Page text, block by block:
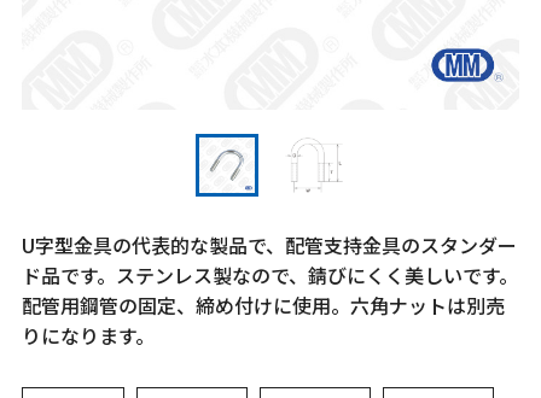
U字型金具の代表的な製品で、配管支持金具のスタンダー
ド品です。ステンレス製なので、錆びにくく美しいです。
配管用鋼管の固定、締め付けに使用。六角ナットは別売
りになります。